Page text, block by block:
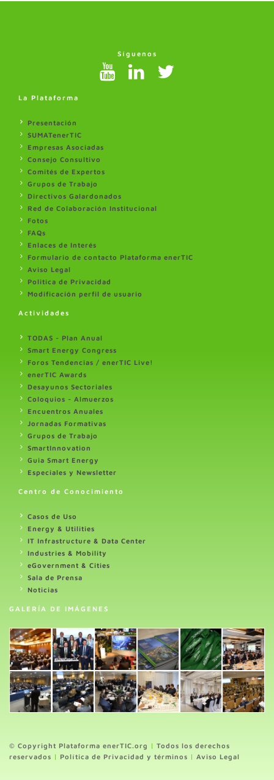
Síguenos
La Plataforma
Presentación
SUMATenerTIC
Empresas Asociadas
Consejo Consultivo
Comités de Expertos
Grupos de Trabajo
Directivos Galardonados
Red de Colaboración Institucional
Fotos
FAQs
Enlaces de Interés
Formulario de contacto Plataforma enerTIC
Aviso Legal
Politica de Privacidad
Modificación perfil de usuario
Actividades
TODAS - Plan Anual
Smart Energy Congress
Foros Tendencias / enerTIC Live!
enerTIC Awards
Desayunos Sectoriales
Coloquios - Almuerzos
Encuentros Anuales
Jornadas Formativas
Grupos de Trabajo
SmartInnovation
Guia Smart Energy
Especiales y Newsletter
Centro de Conocimiento
Casos de Uso
Energy & Utilities
IT Infrastructure & Data Center
Industries & Mobility
eGovernment & Cities
Sala de Prensa
Noticias
GALERÍA DE IMÁGENES
© Copyright Plataforma enerTIC.org | Todos los derechos
reservados | Política de Privacidad y términos | Aviso Legal